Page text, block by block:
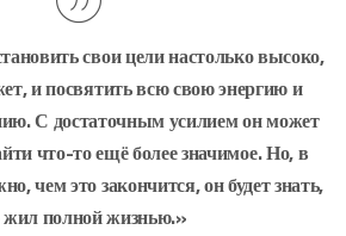
свои цели настолько высоко,
и посвятить всю свою энергию и
С достаточным усилием он может
что-то ещё более значимое. Но, в
чем это закончится, он будет знать,
жил полной жизнью.»